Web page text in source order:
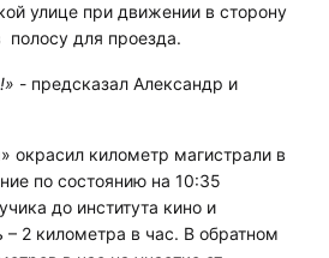
улице при движении в сторону
полосу для проезда.
- предсказал Александр и
окрасил километр магистрали в
по состоянию на 10:35
до института кино и
– 2 километра в час. В обратном